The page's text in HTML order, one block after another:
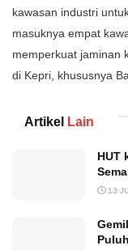
kawasan industri
masuknya empat
memperkuat jaminan
di Kepri, khususnya
Artikel Lain
HUT
13